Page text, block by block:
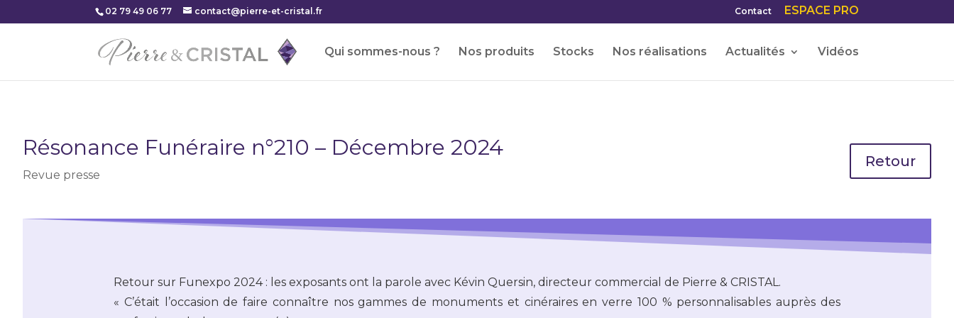
02 79 49 06 77 contact@pierre-et-cristal.fr Contact ESPACE PRO
Qui sommes-nous ? Nos produits Stocks Nos réalisations Actualités Vidéos
Résonance Funéraire n°210 – Décembre 2024
Revue presse
Retour
Retour sur Funexpo 2024 : les exposants ont la parole avec Kévin Quersin, directeur commercial de Pierre & CRISTAL.
« C’était l’occasion de faire connaître nos gammes de monuments et cinéraires en verre 100 % personnalisables auprès des